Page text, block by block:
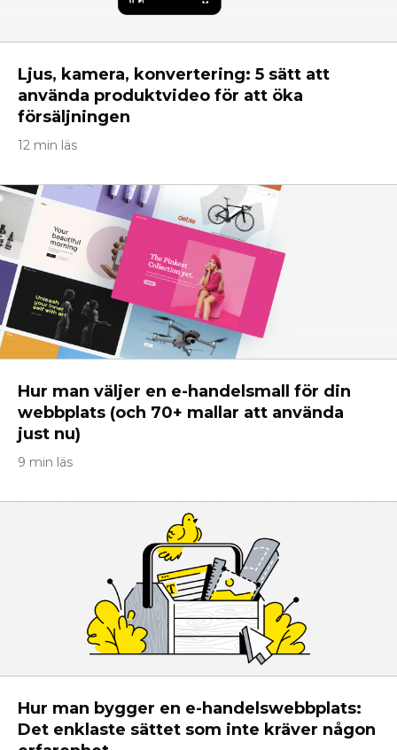
Ljus, kamera, konvertering: 5 sätt att
använda produktvideo för att öka
försäljningen
12 min läs
Hur man väljer en e-handelsmall för din
webbplats (och 70+ mallar att använda
just nu)
9 min läs
Hur man bygger en e-handelswebbplats:
Det enklaste sättet som inte kräver någon